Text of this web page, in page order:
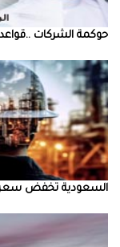
حوكمة‭ ‬الشركات‭.. ‬قواعد‭ ...
السعودية‭ ‬تخفض‭ ‬سعر‭ ...